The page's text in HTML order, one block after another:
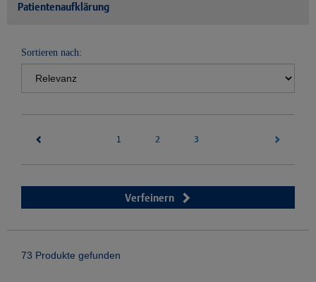
Patientenaufklärung
Sortieren nach:
1 2 3
Verfeinern
73 Produkte gefunden